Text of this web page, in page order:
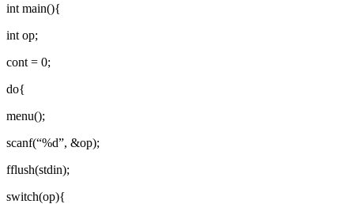
int main(){
int op;
cont = 0;
do{
menu();
scanf(“%d”, &op);
fflush(stdin);
switch(op){